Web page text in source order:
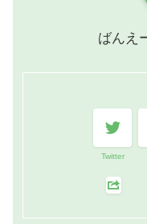
ばんえ
Twitter